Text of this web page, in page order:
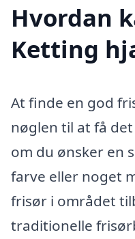
Hvordan
Ketting
At finde en god
nøglen til at få
om du ønsker en
farve eller noget
frisør i området
traditionelle